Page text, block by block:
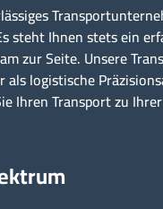
steht Ihnen stets ein
zur Seite. Unsere
als logistische
Ihren Transport zu